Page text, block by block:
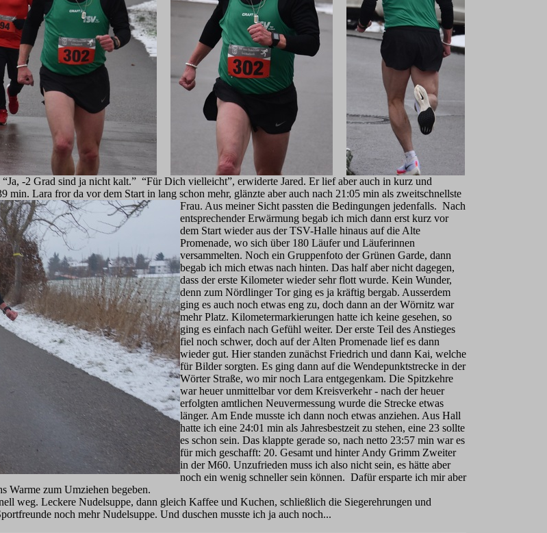
-2 Grad sind ja nicht kalt.” “Für Dich vielleicht”, erwiderte Jared. Er lief aber auch in kurz und
min. Lara fror da vor dem Start in lang schon mehr, glänzte aber auch nach 21:05 min als zweitschnellste
Frau. Aus meiner Sicht passten die Bedingungen jedenfalls. Nach
entsprechender Erwärmung begab ich mich dann erst kurz vor
dem Start wieder aus der TSV-Halle hinaus auf die Alte
Promenade, wo sich über 180 Läufer und Läuferinnen
versammelten. Noch ein Gruppenfoto der Grünen Garde, dann
begab ich mich etwas nach hinten. Das half aber nicht dagegen,
dass der erste Kilometer wieder sehr flott wurde. Kein Wunder,
denn zum Nördlinger Tor ging es ja kräftig bergab. Ausserdem
ging es auch noch etwas eng zu, doch dann an der Wörnitz war
mehr Platz. Kilometermarkierungen hatte ich keine gesehen, so
ging es einfach nach Gefühl weiter. Der erste Teil des Anstieges
fiel noch schwer, doch auf der Alten Promenade lief es dann
wieder gut. Hier standen zunächst Friedrich und dann Kai, welche
für Bilder sorgten. Es ging dann auf die Wendepunktstrecke in der
Wörter Straße, wo mir noch Lara entgegenkam. Die Spitzkehre
war heuer unmittelbar vor dem Kreisverkehr - nach der heuer
erfolgten amtlichen Neuvermessung wurde die Strecke etwas
länger. Am Ende musste ich dann noch etwas anziehen. Aus Hall
hatte ich eine 24:01 min als Jahresbestzeit zu stehen, eine 23 sollte
es schon sein. Das klappte gerade so, nach netto 23:57 min war es
für mich geschafft: 20. Gesamt und hinter Andy Grimm Zweiter
in der M60. Unzufrieden muss ich also nicht sein, es hätte aber
noch ein wenig schneller sein können. Dafür ersparte ich mir aber
Warme zum Umziehen begeben.
weg. Leckere Nudelsuppe, dann gleich Kaffee und Kuchen, schließlich die Siegerehrungen und
noch mehr Nudelsuppe. Und duschen musste ich ja auch noch...